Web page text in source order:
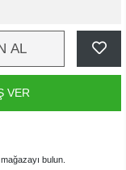
AL
VER
bulun.